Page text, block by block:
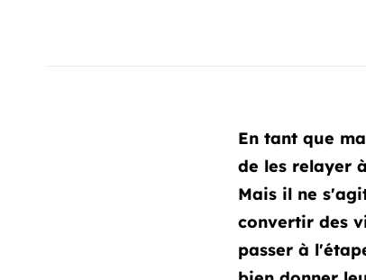
En tant que
de les relayer
Mais il ne
convertir des
passer à